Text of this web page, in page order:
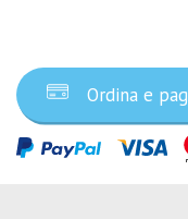
Ordina e